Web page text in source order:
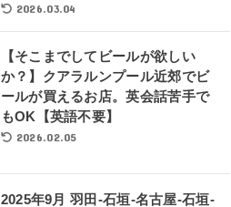
2026.03.04
【そこまでしてビールが欲しい
か？】クアラルンプール近郊でビ
ールが買えるお店。英会話苦手で
もOK【英語不要】
2026.02.05
2025年9月 羽田-石垣-名古屋-石垣-